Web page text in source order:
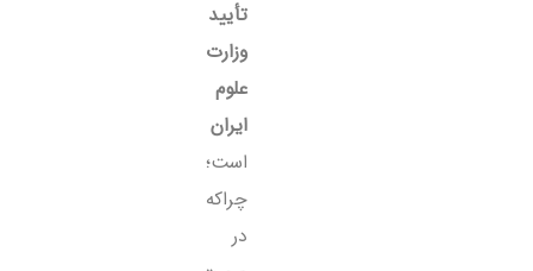
تأیید
وزارت
علوم
ایران
است؛
چراکه
در